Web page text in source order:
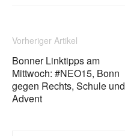
Vorheriger Artikel
Bonner Linktipps am
Mittwoch: #NEO15, Bonn
gegen Rechts, Schule und
Advent